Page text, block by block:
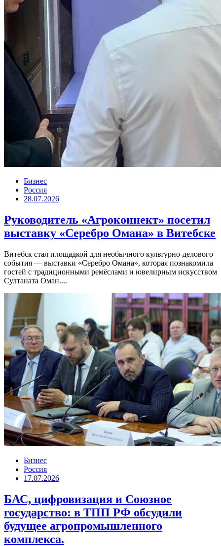
Бизнес
Россия
28.07.2026
Руководитель «Агроконнект» посетил
выставку «Серебро Омана» в Витебске
Витебск стал площадкой для необычного культурно-делового
события — выставки «Серебро Омана», которая познакомила
гостей с традиционными ремёслами и ювелирным искусством
Султаната Оман....
Бизнес
Россия
17.07.2026
БАС, цифровизация и Союзное
государство: в ТПП РФ обсудили
будущее агропромышленного
комплекса.